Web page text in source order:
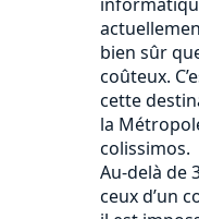
bien sûr
coûteux.
cette
la
colissimos.
Au-delà de
ceux d’un